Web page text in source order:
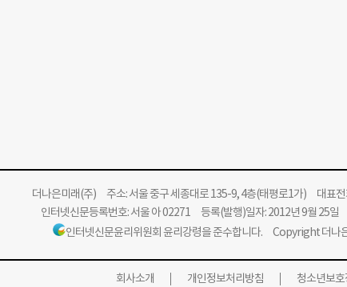
더나은미래(주)주소: 서울 중구 세종대로 135-9, 4층(태평로1가) 대표
인터넷신문등록번호: 서울 아 02271 등록(발행)일자: 2012년 9월 25
인터넷신문윤리위원회 윤리강령을 준수합니다. Copyright 더나
회사소개 개인정보처리방침 청소년보호